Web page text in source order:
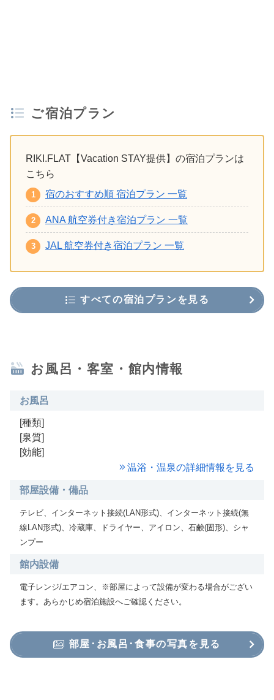
ご宿泊プラン
RIKI.FLAT【Vacation STAY提供】の宿泊プランは
こちら
宿のおすすめ順 宿泊プラン 一覧
ANA 航空券付き宿泊プラン 一覧
JAL 航空券付き宿泊プラン 一覧
すべての宿泊プランを見る
お風呂・客室・館内情報
お風呂
[種類]
[泉質]
[効能]
温浴・温泉の詳細情報を見る
部屋設備・備品
テレビ、インターネット接続(LAN形式)、インターネット接続(無
線LAN形式)、冷蔵庫、ドライヤー、アイロン、石鹸(固形)、シャ
ンプー
館内設備
電子レンジ/エアコン、※部屋によって設備が変わる場合がござい
ます。あらかじめ宿泊施設へご確認ください。
部屋･お風呂･食事の写真を見る